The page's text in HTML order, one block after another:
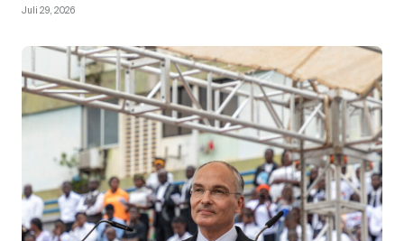
Juli 29, 2026